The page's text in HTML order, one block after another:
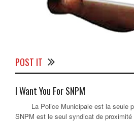
POST IT
I Want You For SNPM
La Police Municipale est la seule
SNPM est le seul syndicat de proximité